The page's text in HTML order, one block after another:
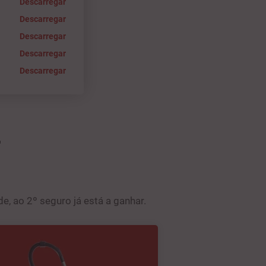
Descarregar
Descarregar
Descarregar
Descarregar
ao 2º seguro já está a ganhar.